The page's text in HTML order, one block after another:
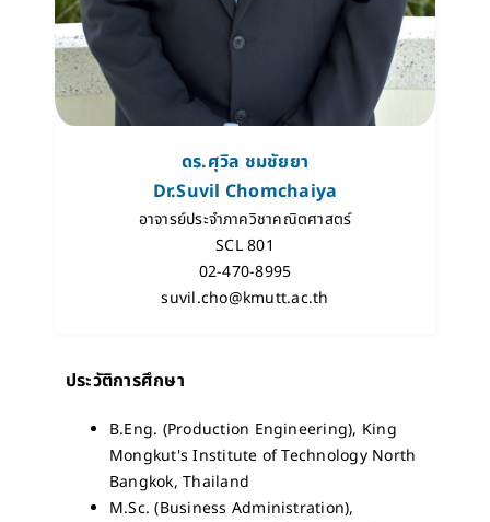
ดร.ศุวิล ชมชัยยา
Dr.Suvil Chomchaiya
อาจารย์ประจำภาควิชาคณิตศาสตร์
SCL 801
02-470-8995
suvil.cho@kmutt.ac.th
ประวัติการศึกษา
B.Eng. (Production Engineering), King
Mongkut's Institute of Technology North
Bangkok, Thailand
M.Sc. (Business Administration),